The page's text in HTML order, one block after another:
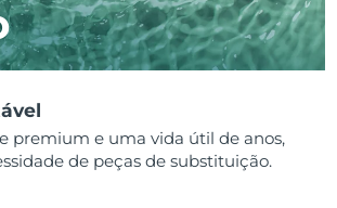
premium e uma vida útil de anos,
de peças de substituição.